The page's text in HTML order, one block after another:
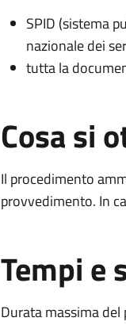
SPID (sistema
nazionale dei
tutta la
Cosa si
Il procedimento
provvedimento. In
Tempi e
Durata massima